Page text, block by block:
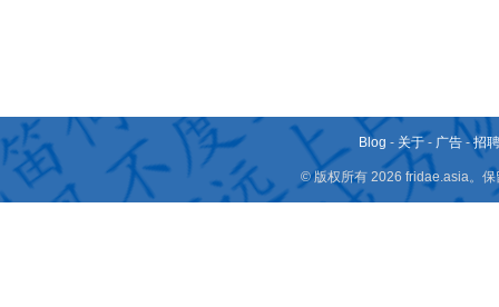
Blog - 关于 - 广告 -招
© 版权所有 2026 fridae.asia。